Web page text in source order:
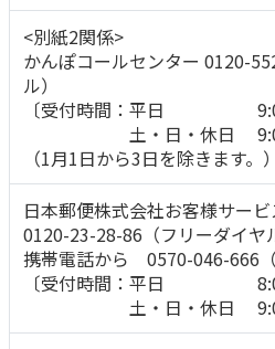
<別紙2関係>
かんぽコールセンター 0120-
ル）
〔受付時間：平日
土・日・休日 9:00
（1月1日から3日を除きます。）
日本郵便株式会社お客様サー
0120-23-28-86（フリーダイヤ
携帯電話から 0570-046-666（
〔受付時間：平日
土・日・休日 9:00